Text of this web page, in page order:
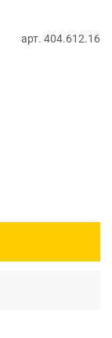
арт. 404.612.16